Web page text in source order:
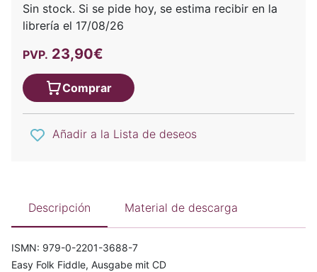
Sin stock. Si se pide hoy, se estima recibir en la
librería el 17/08/26
PVP. 23,90€
Comprar
Añadir a la Lista de deseos
Descripción Material de descarga
ISMN: 979-0-2201-3688-7
Easy Folk Fiddle, Ausgabe mit CD